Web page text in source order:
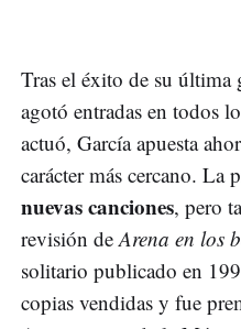
Tras el éxito de su última
agotó entradas en todos
actuó, García apuesta
carácter más cercano. La
nuevas canciones, pero
revisión de Arena en los
solitario publicado en
copias vendidas y fue